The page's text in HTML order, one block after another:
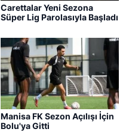
Carettalar Yeni Sezona
Süper Lig Parolasıyla Başladı
Manisa FK Sezon Açılışı İçin
Bolu'ya Gitti